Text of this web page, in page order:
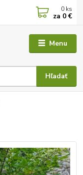
Menu
Hľadať
0 ks
za 0 €